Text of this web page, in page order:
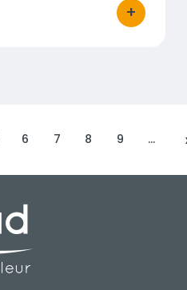
+
bouton
6 7 8 9 …